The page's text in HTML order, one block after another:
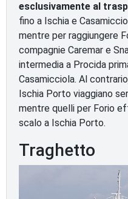
esclusivamente al
fino a Ischia e
mentre per raggiungere
compagnie Caremar e
intermedia a Procida
Casamicciola. Al
Ischia Porto viaggiano
mentre quelli per Forio
scalo a Ischia Porto.
Traghetto